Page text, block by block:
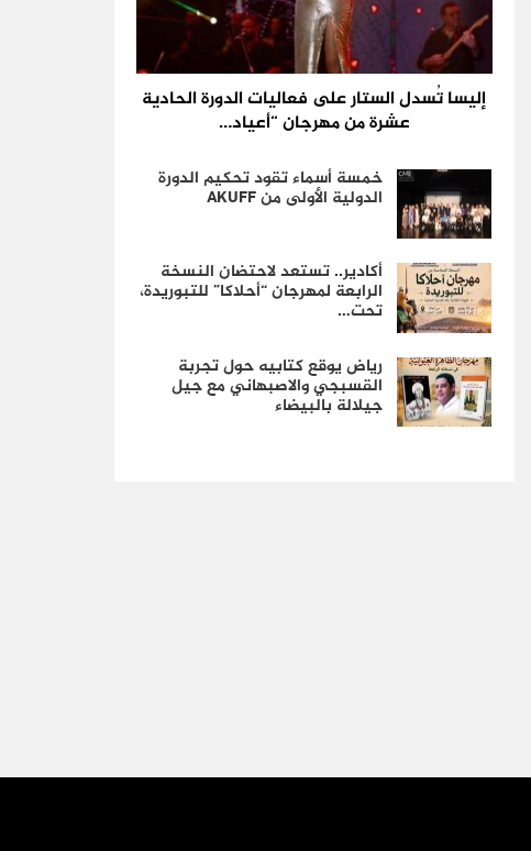
إليسا تُسدل الستار على فعاليات الدورة الحادية
عشرة من مهرجان “أعياد…
خمسة أسماء تقود تحكيم الدورة
الدولية الأولى من AKUFF
أكادير.. تستعد لاحتضان النسخة
الرابعة لمهرجان “أحلاكا” للتبوريدة،
تحت…
رياض يوقع كتابيه حول تجربة
القسبجي والاصبهاني مع جيل
جيلالة بالبيضاء